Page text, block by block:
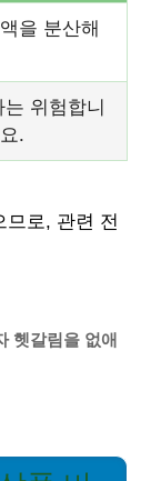
을 분산해
위험합니
.
므로, 관련 전
헷갈림을 없애